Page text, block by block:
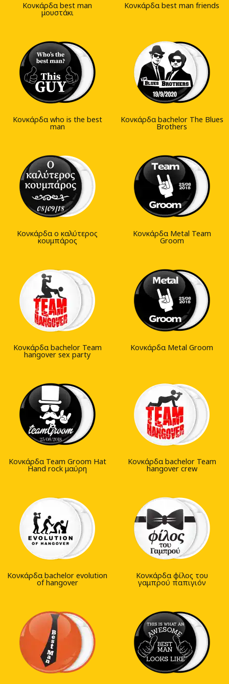
Κονκάρδα best man
μουστάκι
Κονκάρδα best man friends
Κονκάρδα who is the best
man
Κονκάρδα bachelor The Blues
Brothers
Κονκάρδα ο καλύτερος
κουμπάρος
Κονκάρδα Metal Team
Groom
Κονκάρδα bachelor Team
hangover sex party
Κονκάρδα Metal Groom
Κονκάρδα Team Groom Hat
Hand rock μαύρη
Κονκάρδα bachelor Team
hangover crew
Κονκάρδα bachelor evolution
of hangover
Κονκάρδα φίλος του
γαμπρού παπιγιόν